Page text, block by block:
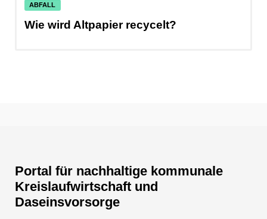
ABFALL
Wie wird Altpapier recycelt?
Portal für nachhaltige kommunale
Kreislaufwirtschaft und
Daseinsvorsorge